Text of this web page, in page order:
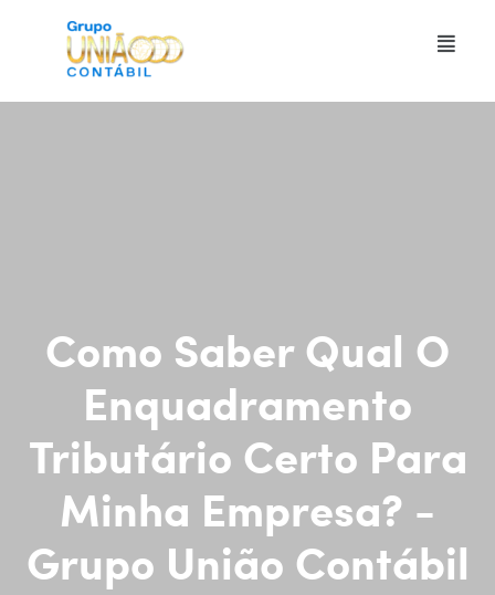
Como Saber Qual O
Enquadramento
Tributário Certo Para
Minha Empresa? -
Grupo União Contábil